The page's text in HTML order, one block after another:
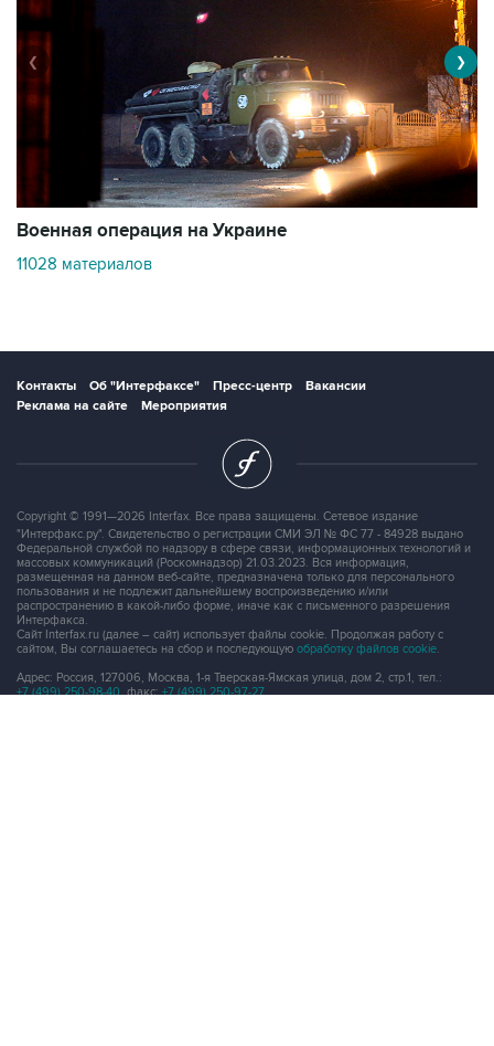
Военная операция на Украине
11028 материалов
❮ ❯
Контакты Об "Интерфаксе" Пресс-центр
Вакансии
Реклама на сайте
Мероприятия
Copyright © 1991—2026 Interfax. Все права защищены. Сетевое издание
"Интерфакс.ру". Свидетельство о регистрации СМИ ЭЛ № ФС 77 - 84928 выдано
Федеральной службой по надзору в сфере связи, информационных технологий и
массовых коммуникаций (Роскомнадзор) 21.03.2023. Вся информация,
размещенная на данном веб-сайте, предназначена только для персонального
пользования и не подлежит дальнейшему воспроизведению и/или
распространению в какой-либо форме, иначе как с письменного разрешения
Интерфакса.
Сайт Interfax.ru (далее – сайт) использует файлы cookie. Продолжая работу с
сайтом, Вы соглашаетесь на сбор и последующую обработку файлов cookie.
Адрес: Россия, 127006, Москва, 1-я Тверская-Ямская улица, дом 2, стр.1, тел.:
+7 (499) 250-98-40, факс:+7 (499) 250-97-27